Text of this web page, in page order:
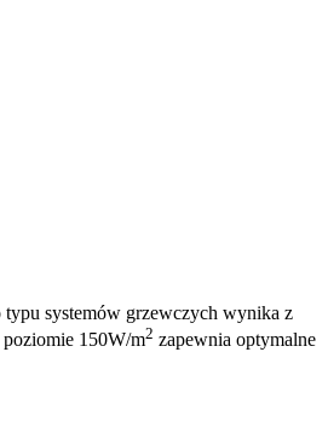
typu systemów grzewczych wynika z
poziomie 150W/m2 zapewnia optymalne